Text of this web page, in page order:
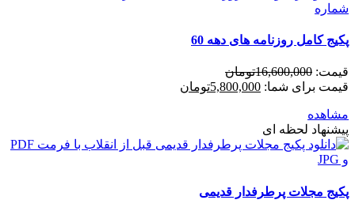
پکیج کامل روزنامه های دهه 60
قیمت: 16,600,000تومان
قیمت برای شما: 5,800,000تومان
مشاهده
پیشنهاد لحظه ای
پکیج مجلات پرطرفدار قدیمی